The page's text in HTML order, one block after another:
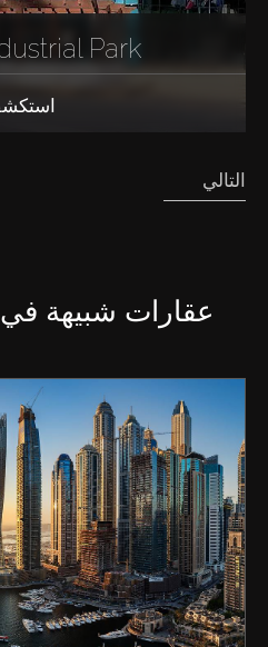
Park
التالي
عقارات شبيهة